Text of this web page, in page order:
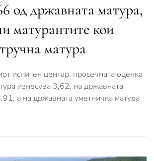
од државната матура,
матурантите кои
матура
испитен центар, просечната оценка
изнесува 3,62, на државната
а на државната уметничка матура